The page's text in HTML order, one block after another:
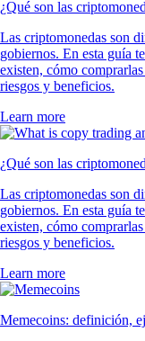
¿Qué son las
Las criptomonedas son
gobiernos. En esta guía
existen, cómo
riesgos y beneficios.
Learn more
¿Qué son las
Las criptomonedas son
gobiernos. En esta guía
existen, cómo
riesgos y beneficios.
Learn more
Memecoins: definición,